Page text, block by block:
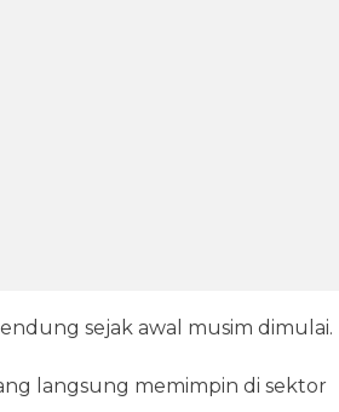
sejak awal musim dimulai.
langsung memimpin di sektor